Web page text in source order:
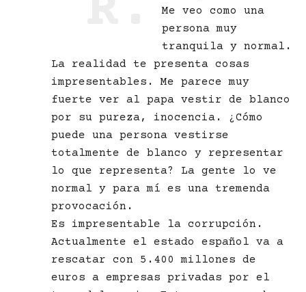
Me veo como una
persona muy
tranquila y normal.
La realidad te presenta cosas
impresentables. Me parece muy
fuerte ver al papa vestir de blanco
por su pureza, inocencia. ¿Cómo
puede una persona vestirse
totalmente de blanco y representar
lo que representa? La gente lo ve
normal y para mí es una tremenda
provocación.
Es impresentable la corrupción.
Actualmente el estado español va a
rescatar con 5.400 millones de
euros a empresas privadas por el